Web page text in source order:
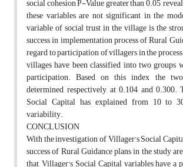
social cohesion P-Value greater than 0.05,
these variables are not significant in the
variable of social trust in the village is the
success in implementation process of Rural
regard to participation of villagers in the
villages have been classified into two groups
participation. Based on this index the
determined, respectively, at 0.104 and 0.300.
Social Capital has explained from 10 to
variability.
CONCLUSION
With the investigation of Villager's Social
success of Rural Guidance plans in the study